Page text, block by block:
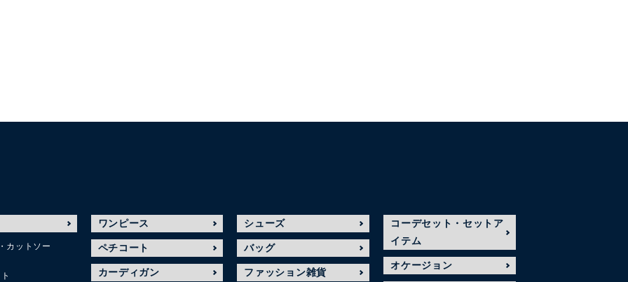
カットソー
ワンピース
ペチコート
カーディガン
シューズ
バッグ
ファッション雑貨
コーデセット・セットア
イテム
オケージョン